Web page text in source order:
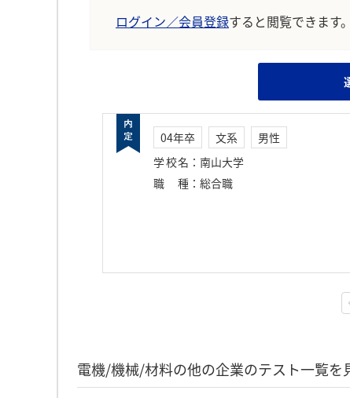
ログイン／会員登録すると閲覧できます。
04年卒 文系
男性
学校名 ： 南山大学
職種 ： 総合職
電機/機械/材料の他の企業のテスト一覧を